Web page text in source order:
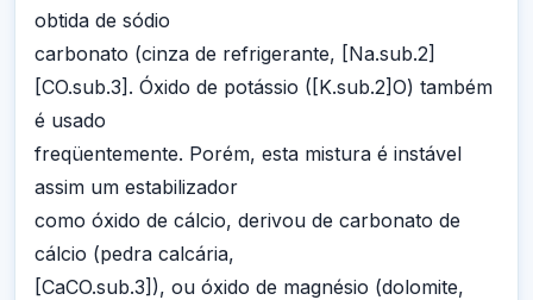
obtida de sódio
carbonato (cinza de refrigerante, [Na.sub.2]
[CO.sub.3]. Óxido de potássio ([K.sub.2]O) também
é usado
freqüentemente. Porém, esta mistura é instável
assim um estabilizador
como óxido de cálcio, derivou de carbonato de
cálcio (pedra calcária,
[CaCO.sub.3]), ou óxido de magnésio (dolomite,